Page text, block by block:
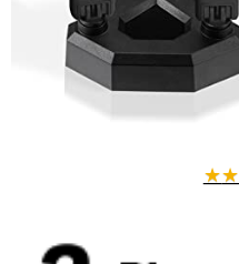
★★